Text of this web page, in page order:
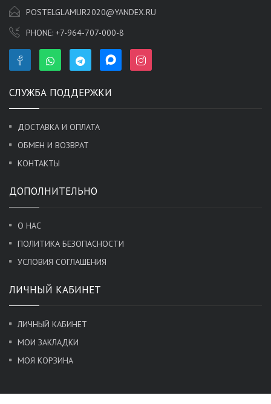
POSTELGLAMUR2020@YANDEX.RU
PHONE: +7-964-707-000-8
СЛУЖБА ПОДДЕРЖКИ
ДОСТАВКА И ОПЛАТА
ОБМЕН И ВОЗВРАТ
КОНТАКТЫ
ДОПОЛНИТЕЛЬНО
О НАС
ПОЛИТИКА БЕЗОПАСНОСТИ
УСЛОВИЯ СОГЛАШЕНИЯ
ЛИЧНЫЙ КАБИНЕТ
ЛИЧНЫЙ КАБИНЕТ
МОИ ЗАКЛАДКИ
МОЯ КОРЗИНА